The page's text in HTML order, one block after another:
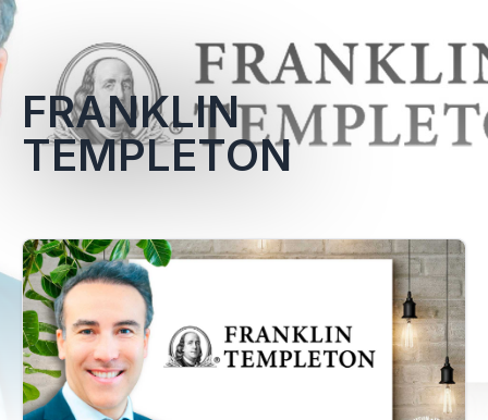
FRANKLIN
TEMPLETON